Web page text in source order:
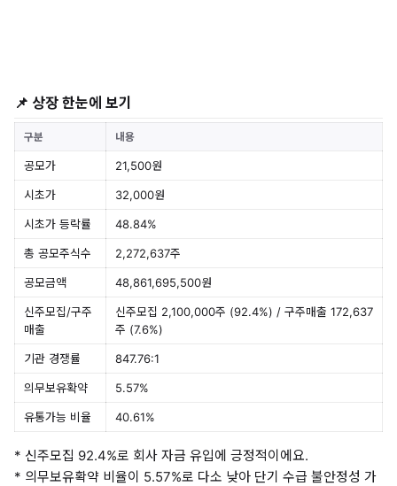
📌 상장 한눈에 보기
구분 내용
공모가 21,500원
시초가 32,000원
시초가 등락률 48.84%
총 공모주식수 2,272,637주
공모금액 48,861,695,500원
신주모집/구주
매출
신주모집 2,100,000주 (92.4%) / 구주매출 172,637
주 (7.6%)
기관 경쟁률 847.76:1
의무보유확약 5.57%
유통가능 비율 40.61%
* 신주모집 92.4%로 회사 자금 유입에 긍정적이에요.
* 의무보유확약 비율이 5.57%로 다소 낮아 단기 수급 불안정성 가